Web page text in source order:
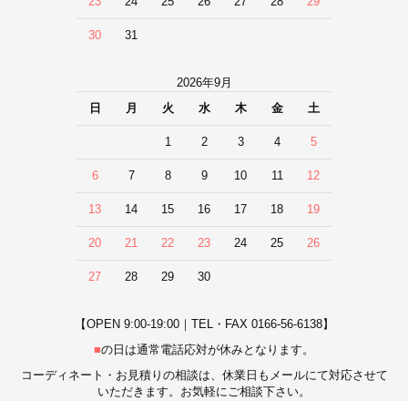
30 31
2026年9月
日
月 火 水 木 金 土
1 2 3 4 5
6 7 8 9 10 11 12
13 14 15 16 17 18 19
20 21 22 23 24 25 26
27 28 29 30
【OPEN 9:00-19:00｜TEL・FAX 0166-56-6138】
■の日は通常電話応対が休みとなります。
コーディネート・お見積りの相談は、休業日もメールにて対応させて
いただきます。お気軽にご相談下さい。